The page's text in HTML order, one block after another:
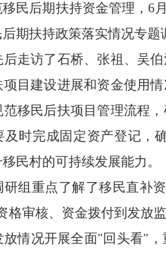
民后期扶持资金管理，6
期扶持政策落实情况专题
走访了石桥、张祖、吴
项目建设进展和资金使用
移民后扶项目管理流程
及时完成固定资产登记，
民村的可持续发展能力。
研组重点了解了移民直补
格审核、资金拨付到发放
放情况开展全面"回头看"